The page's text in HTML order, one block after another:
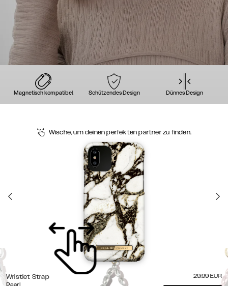
Magnetisch kompatibel Schützendes Design Dünnes Design
Wische, um deinen perfekten partner zu finden.
Wristlet Strap 29.99 EUR